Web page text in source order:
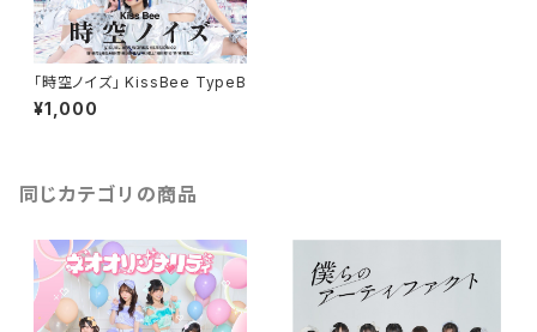
「時空ノイズ」 KissBee TypeB
¥1,000
同じカテゴリの商品